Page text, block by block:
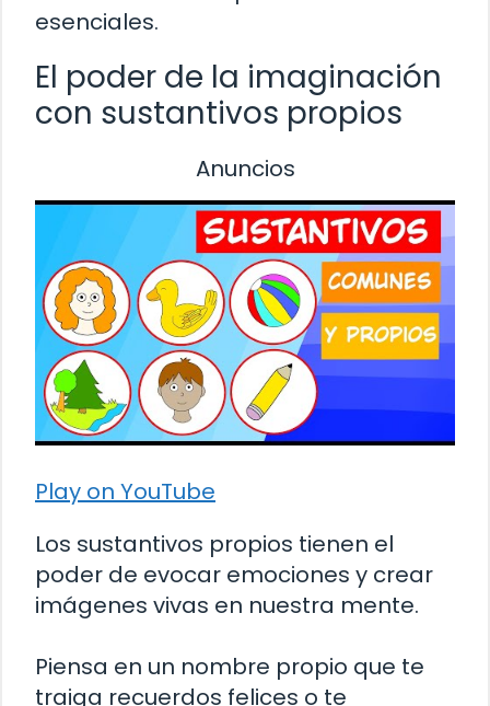
esenciales.
El poder de la imaginación
con sustantivos propios
Anuncios
Play on YouTube
Los sustantivos propios tienen el
poder de evocar emociones y crear
imágenes vivas en nuestra mente.
Piensa en un nombre propio que te
traiga recuerdos felices o te